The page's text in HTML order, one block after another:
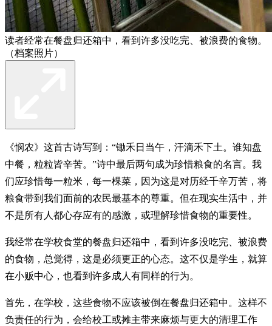
读者经常在餐盘归还箱中，看到许多没吃完、被浪费的食物。
（档案照片）
《悯农》这首古诗写到：“锄禾日当午，汗滴禾下土。谁知盘
中餐，粒粒皆辛苦。”诗中最后两句成为珍惜粮食的名言。我
们应珍惜每一粒米，每一棵菜，因为这是对历经千辛万苦，将
粮食带到我们面前的农民最基本的尊重。但在现实生活中，并
不是所有人都心存应有的感激，或理解珍惜食物的重要性。
我经常在学校食堂的餐盘归还箱中，看到许多没吃完、被浪费
的食物，总觉得，这是必须更正的心态。这不仅是学生，就算
在小贩中心，也看到许多成人有同样的行为。
首先，在学校，这些食物不应该被倒在餐盘归还箱中。这样不
负责任的行为，会给校工或摊主带来麻烦与更大的清理工作